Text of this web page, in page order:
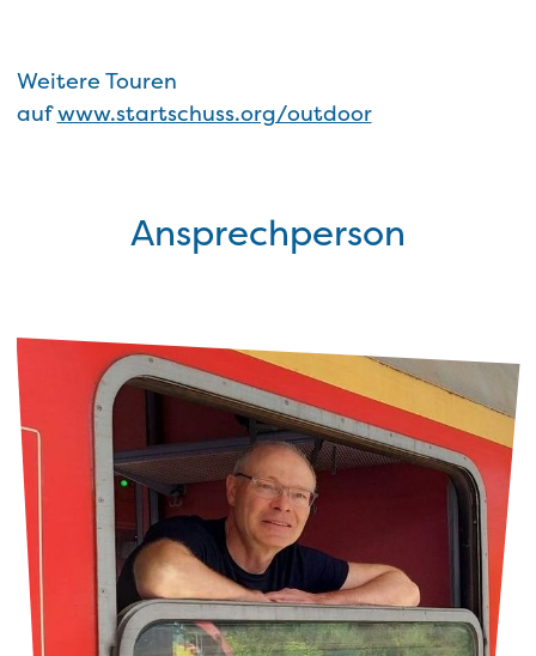
Weitere Touren
aufwww.startschuss.org/outdoor
Ansprechperson